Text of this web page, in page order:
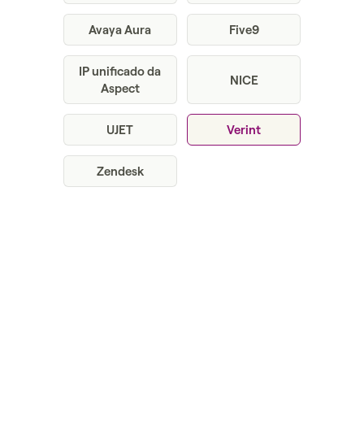
Avaya Aura Five9
IP unificado da
Aspect
NICE
UJET Verint
Zendesk